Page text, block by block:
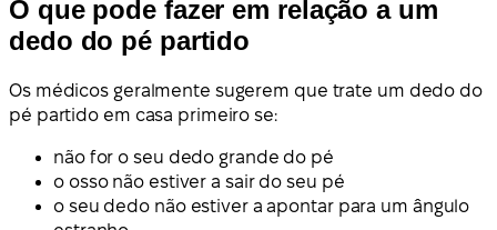
O que pode fazer em relação a um
dedo do pé partido
Os médicos geralmente sugerem que trate um dedo do
pé partido em casa primeiro se:
não for o seu dedo grande do pé
o osso não estiver a sair do seu pé
o seu dedo não estiver a apontar para um ângulo